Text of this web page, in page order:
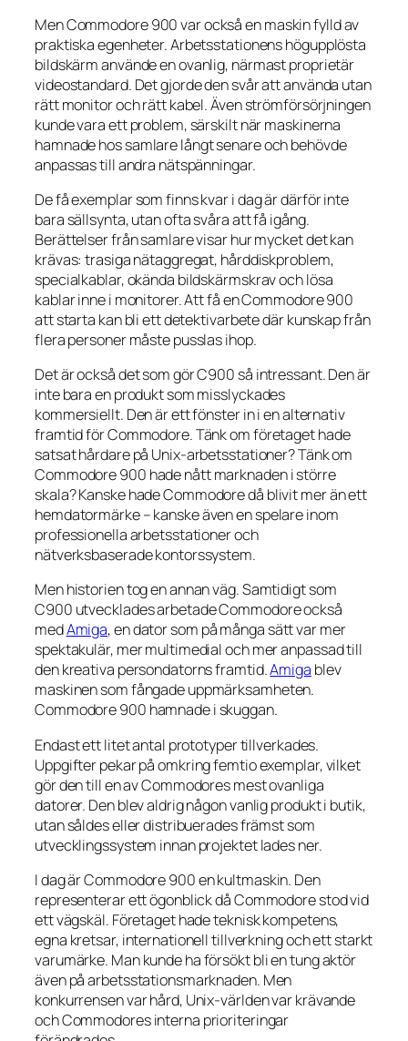
Men Commodore 900 var också en maskin fylld av
praktiska egenheter. Arbetsstationens högupplösta
bildskärm använde en ovanlig, närmast proprietär
videostandard. Det gjorde den svår att använda utan
rätt monitor och rätt kabel. Även strömförsörjningen
kunde vara ett problem, särskilt när maskinerna
hamnade hos samlare långt senare och behövde
anpassas till andra nätspänningar.
De få exemplar som finns kvar i dag är därför inte
bara sällsynta, utan ofta svåra att få igång.
Berättelser från samlare visar hur mycket det kan
krävas: trasiga nätaggregat, hårddiskproblem,
specialkablar, okända bildskärmskrav och lösa
kablar inne i monitorer. Att få en Commodore 900
att starta kan bli ett detektivarbete där kunskap från
flera personer måste pusslas ihop.
Det är också det som gör C900 så intressant. Den är
inte bara en produkt som misslyckades
kommersiellt. Den är ett fönster in i en alternativ
framtid för Commodore. Tänk om företaget hade
satsat hårdare på Unix-arbetsstationer? Tänk om
Commodore 900 hade nått marknaden i större
skala? Kanske hade Commodore då blivit mer än ett
hemdatormärke – kanske även en spelare inom
professionella arbetsstationer och
nätverksbaserade kontorssystem.
Men historien tog en annan väg. Samtidigt som
C900 utvecklades arbetade Commodore också
medAmiga, en dator som på många sätt var mer
spektakulär, mer multimedial och mer anpassad till
den kreativa persondatorns framtid.Amiga blev
maskinen som fångade uppmärksamheten.
Commodore 900 hamnade i skuggan.
Endast ett litet antal prototyper tillverkades.
Uppgifter pekar på omkring femtio exemplar, vilket
gör den till en av Commodores mest ovanliga
datorer. Den blev aldrig någon vanlig produkt i butik,
utan såldes eller distribuerades främst som
utvecklingssystem innan projektet lades ner.
I dag är Commodore 900 en kultmaskin. Den
representerar ett ögonblick då Commodore stod vid
ett vägskäl. Företaget hade teknisk kompetens,
egna kretsar, internationell tillverkning och ett starkt
varumärke. Man kunde ha försökt bli en tung aktör
även på arbetsstationsmarknaden. Men
konkurrensen var hård, Unix-världen var krävande
och Commodores interna prioriteringar